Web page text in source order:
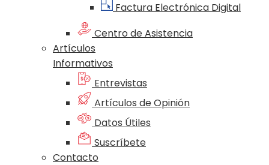
Factura Electrónica Digital
Centro de Asistencia
Artículos
Informativos
Entrevistas
Artículos de Opinión
Datos Útiles
Suscríbete
Contacto